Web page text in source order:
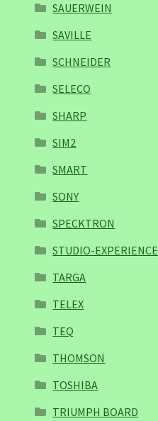
SAUERWEIN
SAVILLE
SCHNEIDER
SELECO
SHARP
SIM2
SMART
SONY
SPECKTRON
STUDIO-EXPERIENCE
TARGA
TELEX
TEQ
THOMSON
TOSHIBA
TRIUMPH BOARD